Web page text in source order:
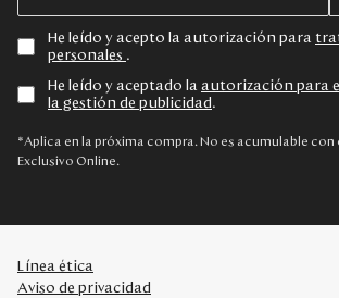
He leído y acepto la autorización para
personales .
He leído y aceptado la autorización para
la gestión de publicidad .
*Aplica en la próxima compra. No es acumulable
Exclusivo Online.
Línea ética
Aviso de privacidad